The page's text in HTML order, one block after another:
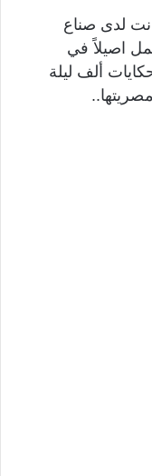
لدى صناع
اصيلاً في
ألف ليلة